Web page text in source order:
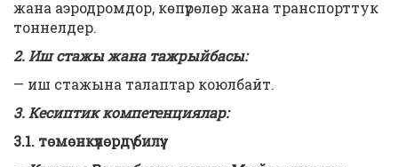
жана аэродромдор, көпүрөлөр жана транспорттук
тоннелдер.
2. Иш стажы жана тажрыйбасы:
— иш стажына талаптар коюлбайт.
3. Кесиптик компетенциялар:
3.1. төмөнкүлөрдү билүү: